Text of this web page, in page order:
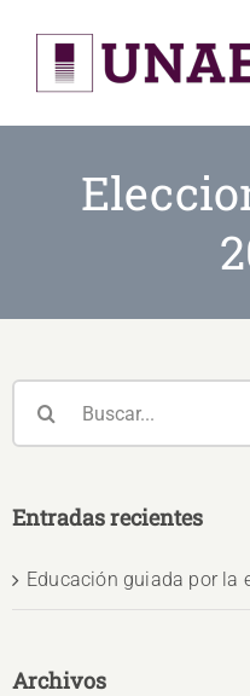
content
Entradas recientes
Educación guiada por la
Archivos